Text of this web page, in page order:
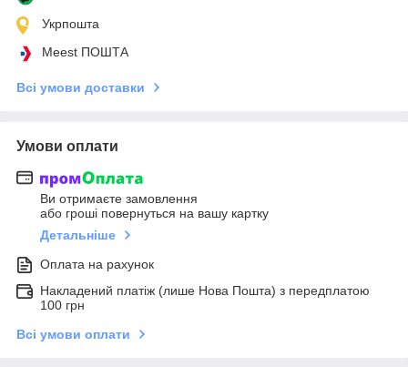
Укрпошта
Meest ПОШТА
Всі умови доставки
Умови оплати
Ви отримаєте замовлення
або гроші повернуться на вашу картку
Детальніше
Оплата на рахунок
Накладений платіж (лише Нова Пошта) з передплатою
100 грн
Всі умови оплати